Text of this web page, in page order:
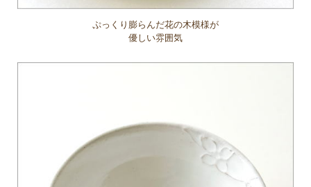
ぷっくり膨らんだ花の木模様が
優しい雰囲気